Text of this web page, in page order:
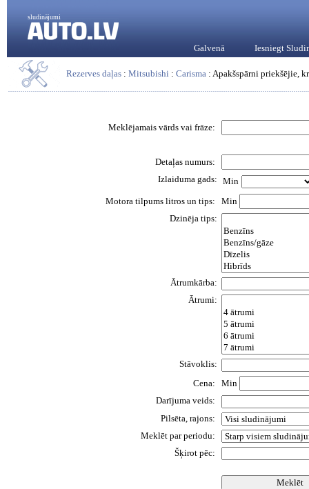
sludinājumi
Galvenā Iesniegt
Rezerves daļas : Mitsubishi : Carisma : Apakšspārni priekšējie,
Meklējamais vārds vai frāze:
Detaļas numurs:
Izlaiduma gads: Min
Motora tilpums litros un tips:
Min
Dzinēja tips:
Ātrumkārba:
Ātrumi:
Stāvoklis:
Cena:
Min
Darījuma veids:
Pilsēta, rajons:
Meklēt par periodu:
Šķirot pēc: